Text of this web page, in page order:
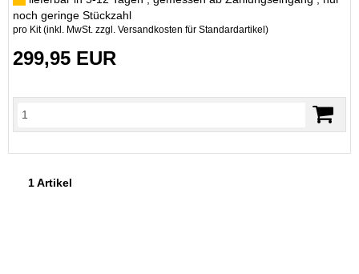
noch geringe Stückzahl
pro Kit (inkl. MwSt. zzgl. Versandkosten für Standardartikel)
299,95 EUR
1 Artikel